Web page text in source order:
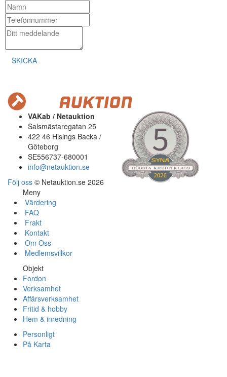
SKICKA
VAKab / Netauktion
Salsmästaregatan 25
422 46 Hisings Backa /
Göteborg
SE556737-680001
info@netauktion.se
Följ oss © Netauktion.se 2026
Meny
Värdering
FAQ
Frakt
Kontakt
Om Oss
Medlemsvillkor
Objekt
Fordon
Verksamhet
Affärsverksamhet
Fritid & hobby
Hem & inredning
Personligt
På Karta